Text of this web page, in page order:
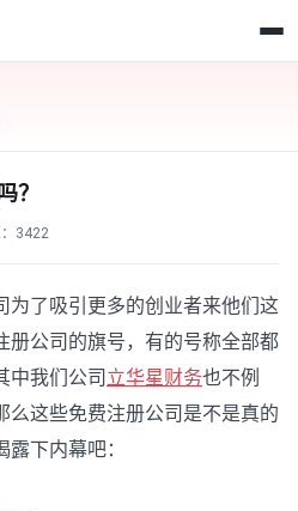
？
3422
了吸引更多的创业者来他们这
册公司的旗号，有的号称全部都
中我们公司 立华星财务也不例
么这些免费注册公司是不是真的
下内幕吧：